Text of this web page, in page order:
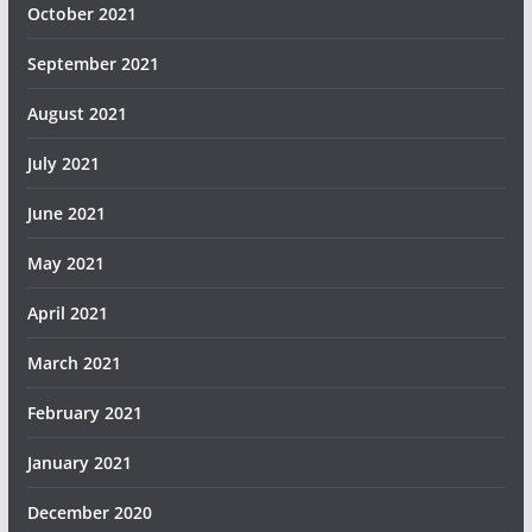
October 2021
September 2021
August 2021
July 2021
June 2021
May 2021
April 2021
March 2021
February 2021
January 2021
December 2020